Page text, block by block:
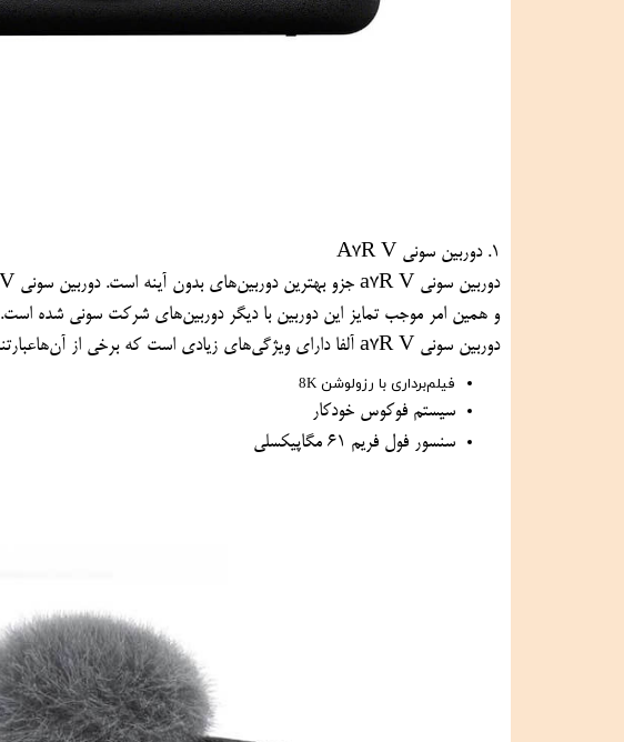
1. دوربین سونی A7R V
و همین امر موجب تمایز این دوربین با دیگر دوربین‌های شرکت سونی شده است.
دوربین سونی a7R V آلفا دارای ویژگی‌های زیادی است که برخی از آن‌هاعبارتند از:
فیلم‌برداری با رزولوشن 8K
سیستم فوکوس خودکار
سنسور فول فریم ۶۱ مگاپیکسلی